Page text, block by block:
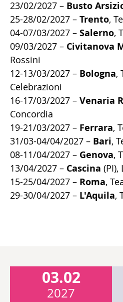
23/02/2027 – Busto
25-28/02/2027 – Trento,
04-07/03/2027 – Salerno,
09/03/2027 – Civitanova
Rossini
12-13/03/2027 – Bologna,
Celebrazioni
16-17/03/2027 – Venaria
Concordia
19-21/03/2027 – Ferrara,
31/03-04/04/2027 – Bari,
08-11/04/2027 – Genova,
13/04/2027 – Cascina (PI),
15-25/04/2027 – Roma,
29-30/04/2027 – L'Aquila,
03.02
2027